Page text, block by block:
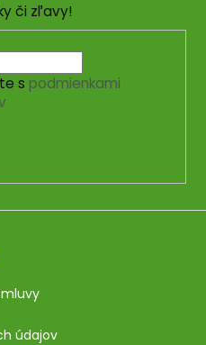
či zľavy!
s podmienkami
údajov